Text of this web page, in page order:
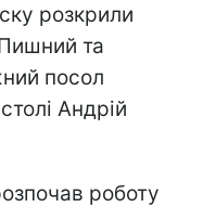
розкрили
та
посол
Андрій
роботу